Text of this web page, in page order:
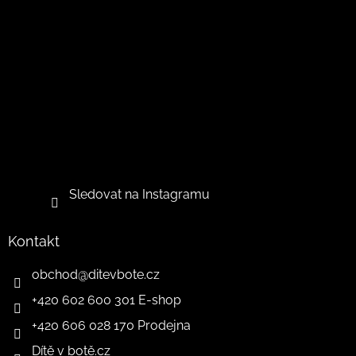
Sledovat na Instagramu
Kontakt
obchod@ditevbote.cz
+420 602 600 301 E-shop
+420 606 028 170 Prodejna
Dítě v botě.cz